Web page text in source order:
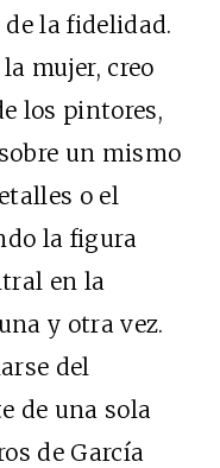
la fidelidad.
mujer, creo
los pintores,
un mismo
o el
la figura
en la
y otra vez.
del
de una sola
de García